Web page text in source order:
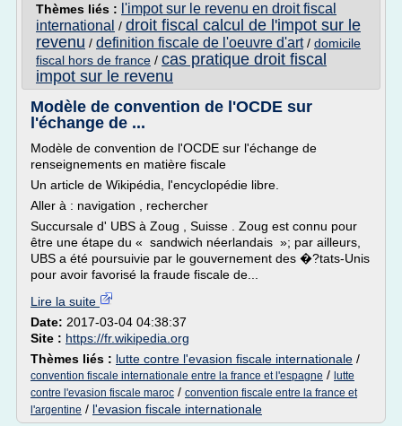
Thèmes liés : l'impot sur le revenu en droit fiscal
international / droit fiscal calcul de l'impot sur le
revenu / definition fiscale de l'oeuvre d'art/ domicile
fiscal hors de france / cas pratique droit fiscal
impot sur le revenu
Modèle de convention de l'OCDE sur
l'échange de ...
Modèle de convention de l'OCDE sur l'échange de
renseignements en matière fiscale
Un article de Wikipédia, l'encyclopédie libre.
Aller à : navigation , rechercher
Succursale d' UBS à Zoug , Suisse . Zoug est connu pour
être une étape du « sandwich néerlandais »; par ailleurs,
UBS a été poursuivie par le gouvernement des �?tats-Unis
pour avoir favorisé la fraude fiscale de...
Lire la suite
Date: 2017-03-04 04:38:37
Site : https://fr.wikipedia.org
Thèmes liés : lutte contre l'evasion fiscale internationale /
convention fiscale internationale entre la france et l'espagne / lutte
contre l'evasion fiscale maroc / convention fiscale entre la france et
l'argentine / l'evasion fiscale internationale